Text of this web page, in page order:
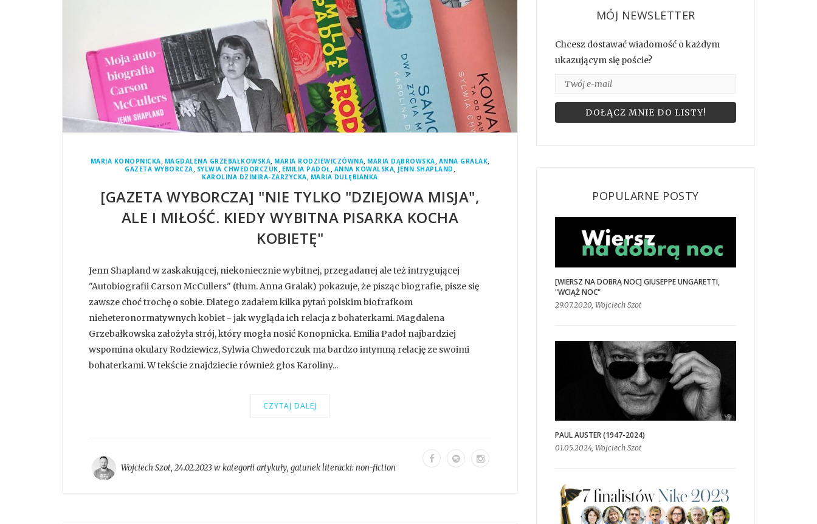
MARIA KONOPNICKA, MAGDALENA GRZEBAŁKOWSKA, MARIA RODZIEWICZÓWNA, MARIA DĄBROWSKA, ANNA GRALAK,
GAZETA WYBORCZA, SYLWIA CHWEDORCZUK, EMILIA PADOŁ, ANNA KOWALSKA, JENN SHAPLAND ,
KAROLINA DZIMIRA-ZARZYCKA, MARIA DULĘBIANKA
[GAZETA WYBORCZA] "NIE TYLKO "DZIEJOWA MISJA",
ALE I MIŁOŚĆ. KIEDY WYBITNA PISARKA KOCHA
KOBIETĘ"
Jenn Shapland w zaskakującej, niekoniecznie wybitnej, przegadanej ale też intrygującej
"Autobiografii Carson McCullers" (tłum. Anna Gralak) pokazuje, że pisząc biografie, pisze się
zawsze choć trochę o sobie. Dlatego zadałem kilka pytań polskim biofrafkom
nieheteronormatywnych kobiet - jak wygląda ich relacja z bohaterkami. Magdalena
Grzebałkowska założyła strój, który mogła nosić Konopnicka. Emilia Padoł najbardziej
wspomina okulary Rodziewicz, Sylwia Chwedorczuk ma bardzo intymną relację ze swoimi
bohaterkami. W tekście znajdziecie również głos Karoliny...
CZYTAJ DALEJ
Wojciech Szot, 24.02.2023 w kategoriiartykuły, gatunek literacki:non-fiction
MÓJ NEWSLETTER
Chcesz dostawać wiadomość o każdym
ukazującym się poście?
POPULARNE POSTY
[WIERSZ NA DOBRĄ NOC] GIUSEPPE UNGARETTI,
"WCIĄŻ NOC"
29.07.2020, Wojciech Szot
PAUL AUSTER (1947-2024)
01.05.2024, Wojciech Szot